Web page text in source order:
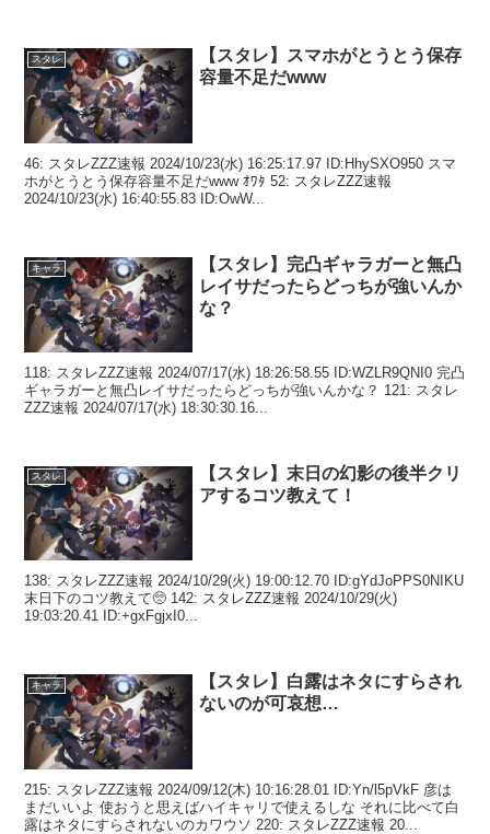
スタレ
【スタレ】スマホがとうとう保存
容量不足だwww
46: スタレZZZ速報 2024/10/23(水) 16:25:17.97 ID:HhySXO950 スマ
ホがとうとう保存容量不足だwww ｵﾜﾀ 52: スタレZZZ速報
2024/10/23(水) 16:40:55.83 ID:OwW...
キャラ
【スタレ】完凸ギャラガーと無凸
レイサだったらどっちが強いんか
な？
118: スタレZZZ速報 2024/07/17(水) 18:26:58.55 ID:WZLR9QNI0 完凸
ギャラガーと無凸レイサだったらどっちが強いんかな？ 121: スタレ
ZZZ速報 2024/07/17(水) 18:30:30.16...
スタレ
【スタレ】末日の幻影の後半クリ
アするコツ教えて！
138: スタレZZZ速報 2024/10/29(火) 19:00:12.70 ID:gYdJoPPS0NIKU
末日下のコツ教えて🥺 142: スタレZZZ速報 2024/10/29(火)
19:03:20.41 ID:+gxFgjxI0...
キャラ
【スタレ】白露はネタにすらされ
ないのが可哀想…
215: スタレZZZ速報 2024/09/12(木) 10:16:28.01 ID:Yn/l5pVkF 彦は
まだいいよ 使おうと思えばハイキャリで使えるしな それに比べて白
露はネタにすらされないのカワウソ 220: スタレZZZ速報 20...